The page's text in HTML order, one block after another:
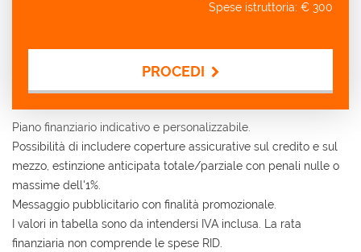
Spese istruttoria: € 300
PROCEDI
Contattaci
Piano finanziario indicativo e personalizzabile.
Possibilità di includere coperture assicurative sul credito e sul
mezzo, estinzione anticipata totale/parziale con penali nulle o
massime dell'1%.
Messaggio pubblicitario con finalità promozionale.
I valori in tabella sono da intendersi IVA inclusa. La rata
finanziaria non comprende le spese RID.